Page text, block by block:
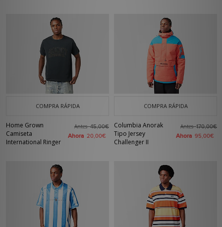
COMPRA RÁPIDA
Home Grown
Camiseta
International Ringer
Antes45,00€
Ahora 20,00€
COMPRA RÁPIDA
Columbia Anorak
Tipo Jersey
Challenger II
Antes170,00€
Ahora 95,00€